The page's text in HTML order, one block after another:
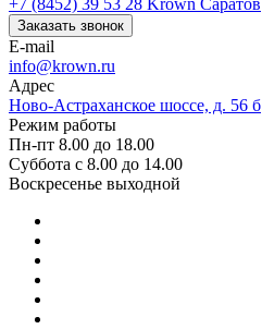
+7 (8452) 39 53 28 Krown Саратов
Заказать звонок
E-mail
info@krown.ru
Адрес
Ново-Астраханское шоссе, д. 56 б
Режим работы
Пн-пт 8.00 до 18.00
Суббота с 8.00 до 14.00
Воскресенье выходной